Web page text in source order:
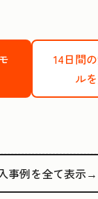
14日間
ル
事例を全て表示→